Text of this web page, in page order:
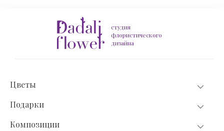
студия
флористического
дизайна
Цветы
Подарки
Композиции